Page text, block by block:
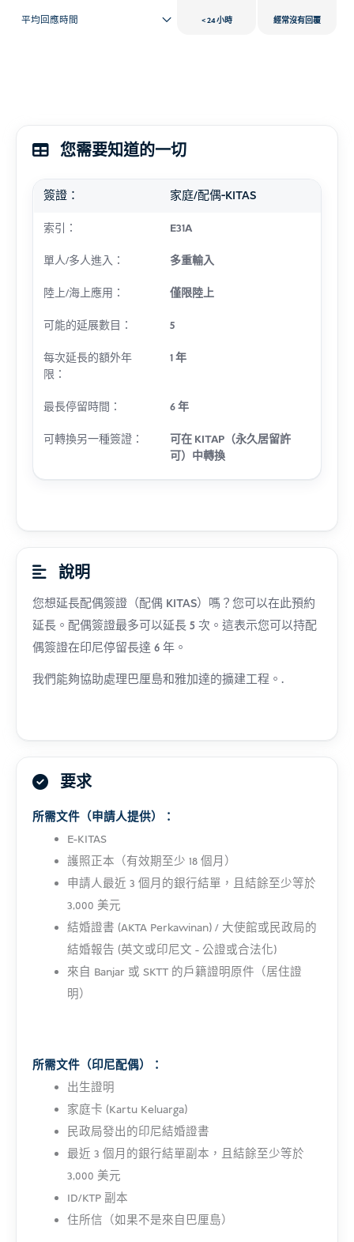
平均回應時間 24 小時 經常沒有回覆
您需要知道的一切
簽證： 家庭/配偶-KITAS
索引： E31A
單人/多人進入： 多重輸入
陸上/海上應用： 僅限陸上
可能的延展數目： 5
每次延長的額外年
限：
1 年
最長停留時間： 6 年
可轉換另一種簽證：
可在 KITAP（永久居留許
可）中轉換
說明
您想延長配偶簽證（配偶 KITAS）嗎？您可以在此預約
延長。配偶簽證最多可以延長 5 次。這表示您可以持配
偶簽證在印尼停留長達 6 年。
我們能夠協助處理巴厘島和雅加達的擴建工程。.
要求
所需文件（申請人提供）：
E-KITAS
護照正本（有效期至少 18 個月）
申請人最近 3 個月的銀行結單，且結餘至少等於
3,000 美元
結婚證書 (AKTA Perkawinan) / 大使館或民政局的
結婚報告 (英文或印尼文 - 公證或合法化)
來自 Banjar 或 SKTT 的戶籍證明原件（居住證
明）
所需文件（印尼配偶）：
出生證明
家庭卡 (Kartu Keluarga)
民政局發出的印尼結婚證書
最近 3 個月的銀行結單副本，且結餘至少等於
3,000 美元
ID/KTP 副本
住所信（如果不是來自巴厘島）